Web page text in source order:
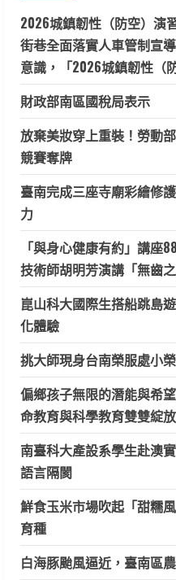
2026城鎮韌性（防空）演
街巷全面落實人車管制宣
意識，「2026城鎮韌性（
財政部南區國稅局表示
放棄美妝穿上重裝！勞動
競賽奪牌
臺南完成三座寺廟彩繪修
力
「與身心健康有約」講座
技術師胡明芳演講「無齒
崑山科大國際生搭船跳島
化體驗
挑大師現身台南榮服處小
偏鄉孩子無限的潛能與希
命教育與科學教育雙雙綻
南臺科大產設系學生赴澳
語言隔閡
鮮食玉米市場吹起「甜糯
育種
白海豚颱風逼近，臺南區